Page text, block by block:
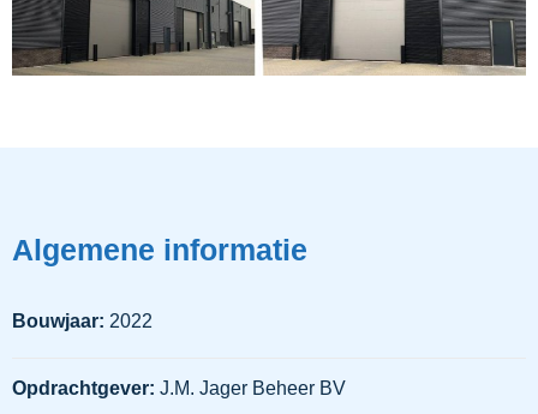
Algemene informatie
Bouwjaar: 2022
Opdrachtgever: J.M. Jager Beheer BV